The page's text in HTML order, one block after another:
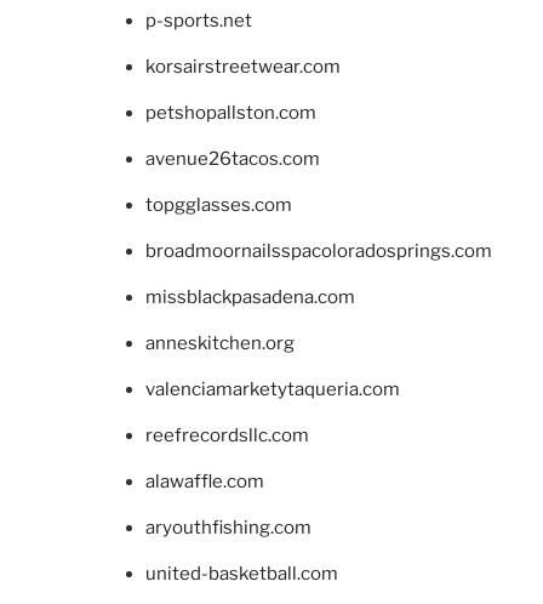
p-sports.net
korsairstreetwear.com
petshopallston.com
avenue26tacos.com
topgglasses.com
broadmoornailsspacoloradosprings.com
missblackpasadena.com
anneskitchen.org
valenciamarketytaqueria.com
reefrecordsllc.com
alawaffle.com
aryouthfishing.com
united-basketball.com